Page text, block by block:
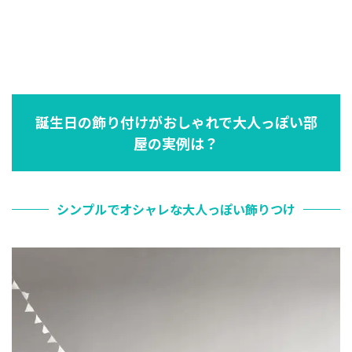
誕生日の飾り付けがおしゃれで大人っぽい部
屋の実例は？
シンプルでオシャレな大人っぽい飾りつけ